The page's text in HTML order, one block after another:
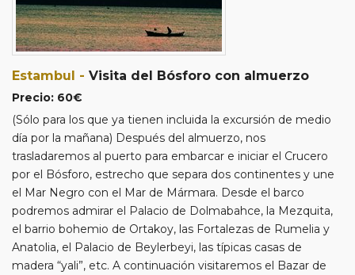
coste de los traslados para dicho vuelo.
- Aqui termina la excursión, es decir que los clientes
regresarán por su cuenta, ya que debido al trafico no es
posible llevar a cada uno a su respectivo hotel.
por lo que cada pasajero deberá abonar su propia
consumición.
HORARIOS APROXIMADOS DE LOS VUELOS
Salida Madrid
PC1100 MAD-SAW 14:30-19:35
PC2213 ADB-SAW 05:50-06:55
PC1099 SAW-MAD 10:00-13:30
Estambul - Visita del Bósforo con almuerzo
Precio: 60€
(Sólo para los que ya tienen incluida la excursión de medio
día por la mañana) Después del almuerzo, nos
trasladaremos al puerto para embarcar e iniciar el Crucero
por el Bósforo, estrecho que separa dos continentes y une
el Mar Negro con el Mar de Mármara. Desde el barco
podremos admirar el Palacio de Dolmabahce, la Mezquita,
el barrio bohemio de Ortakoy, las Fortalezas de Rumelia y
Anatolia, el Palacio de Beylerbeyi, las típicas casas de
madera “yali”, etc. A continuación visitaremos el Bazar de